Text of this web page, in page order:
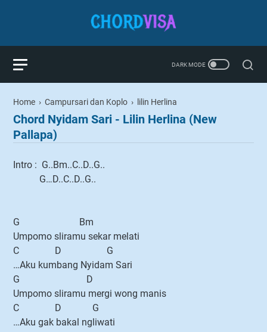
Home › Campursari dan Koplo › lilin Herlina
Chord Nyidam Sari - Lilin Herlina (New
Pallapa)
Intro : G..Bm..C..D..G..
G…D..C..D..G..
G Bm
Umpomo sliramu sekar melati
C D G
…Aku kumbang Nyidam Sari
G D
Umpomo sliramu mergi wong manis
C D G
…Aku gak bakal ngliwati